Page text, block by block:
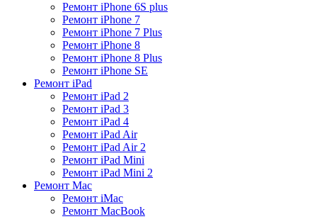
Ремонт iPhone 6S plus
Ремонт iPhone 7
Ремонт iPhone 7 Plus
Ремонт iPhone 8
Ремонт iPhone 8 Plus
Ремонт iPhone SE
Ремонт iPad
Ремонт iPad 2
Ремонт iPad 3
Ремонт iPad 4
Ремонт iPad Air
Ремонт iPad Air 2
Ремонт iPad Mini
Ремонт iPad Mini 2
Ремонт Mac
Ремонт iMac
Ремонт MacBook